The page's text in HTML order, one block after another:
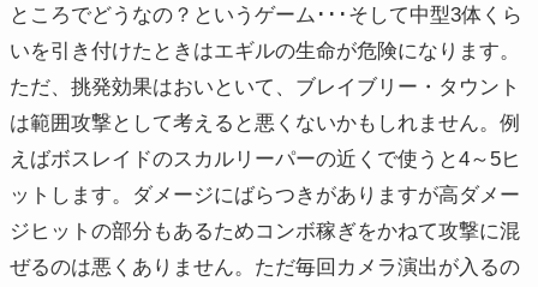
ところでどうなの？というゲーム･･･そして中型3体くら
いを引き付けたときはエギルの生命が危険になります。
ただ、挑発効果はおいといて、ブレイブリー・タウント
は範囲攻撃として考えると悪くないかもしれません。例
えばボスレイドのスカルリーパーの近くで使うと4～5ヒ
ットします。ダメージにばらつきがありますが高ダメー
ジヒットの部分もあるためコンボ稼ぎをかねて攻撃に混
ぜるのは悪くありません。ただ毎回カメラ演出が入るの